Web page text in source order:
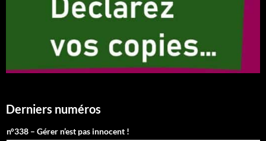
Derniers numéros
n°338 – Gérer n’est pas innocent !